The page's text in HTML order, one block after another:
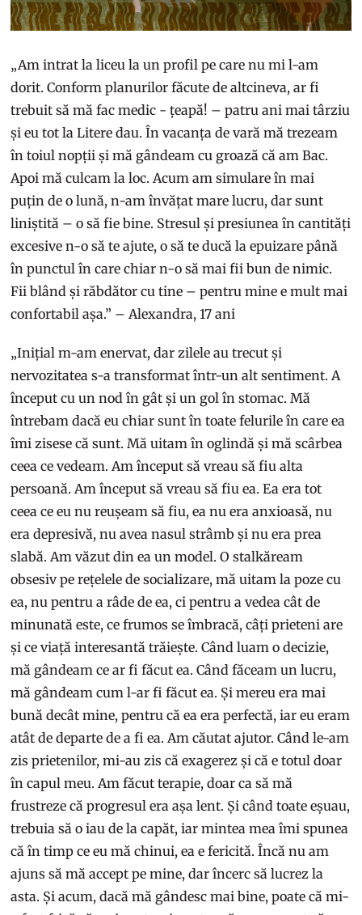
„Am intrat la liceu la un profil pe care nu mi l-am
dorit. Conform planurilor făcute de altcineva, ar fi
trebuit să mă fac medic - țeapă! – patru ani mai târziu
și eu tot la Litere dau. În vacanța de vară mă trezeam
în toiul nopții și mă gândeam cu groază că am Bac.
Apoi mă culcam la loc. Acum am simulare în mai
puțin de o lună, n-am învățat mare lucru, dar sunt
liniștită – o să fie bine. Stresul și presiunea în cantități
excesive n-o să te ajute, o să te ducă la epuizare până
în punctul în care chiar n-o să mai fii bun de nimic.
Fii blând și răbdător cu tine – pentru mine e mult mai
confortabil așa.” – Alexandra, 17 ani
„Inițial m-am enervat, dar zilele au trecut și
nervozitatea s-a transformat într-un alt sentiment. A
început cu un nod în gât și un gol în stomac. Mă
întrebam dacă eu chiar sunt în toate felurile în care ea
îmi zisese că sunt. Mă uitam în oglindă și mă scârbea
ceea ce vedeam. Am început să vreau să fiu alta
persoană. Am început să vreau să fiu ea. Ea era tot
ceea ce eu nu reușeam să fiu, ea nu era anxioasă, nu
era depresivă, nu avea nasul strâmb și nu era prea
slabă. Am văzut din ea un model. O stalkăream
obsesiv pe rețelele de socializare, mă uitam la poze cu
ea, nu pentru a râde de ea, ci pentru a vedea cât de
minunată este, ce frumos se îmbracă, câți prieteni are
și ce viață interesantă trăiește. Când luam o decizie,
mă gândeam ce ar fi făcut ea. Când făceam un lucru,
mă gândeam cum l-ar fi făcut ea. Și mereu era mai
bună decât mine, pentru că ea era perfectă, iar eu eram
atât de departe de a fi ea. Am căutat ajutor. Când le-am
zis prietenilor, mi-au zis că exagerez și că e totul doar
în capul meu. Am făcut terapie, doar ca să mă
frustreze că progresul era așa lent. Și când toate eșuau,
trebuia să o iau de la capăt, iar mintea mea îmi spunea
că în timp ce eu mă chinui, ea e fericită. Încă nu am
ajuns să mă accept pe mine, dar încerc să lucrez la
asta. Și acum, dacă mă gândesc mai bine, poate că mi-